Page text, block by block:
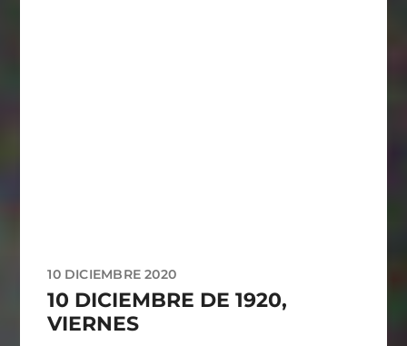
10 DICIEMBRE 2020
10 DICIEMBRE DE 1920,
VIERNES